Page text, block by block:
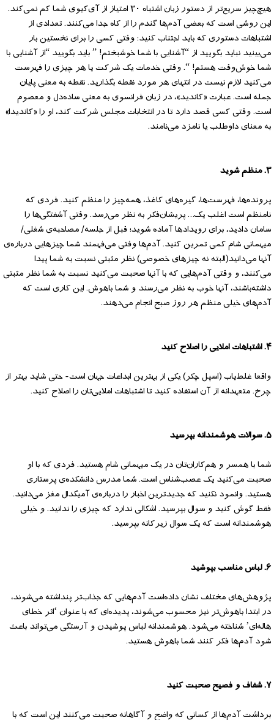
هیچ‌چیز سریع‌تر از دستور زبان اشتباه ۳۰ امتیاز از آی‌کیوی شما کم نمی‌کند.
این روشی است که بعضی آدم‌ها گندم را از کاه جدا می‌کنند. تعدادی از
اشتباهات دستوری که باید اجتناب کنید: وقتی کسی را برای نخستین بار
می‌بینید نباید بگویید از “آشنایی با شما خوشبختم! ” باید بگویید “از آشنایی با
شما خوش‌وقت هستم! “. وقتی خدمات یک شرکت یا هر چیزی را فهرست
می‌کنید لازم نیست در انتهای هر مورد نقطه بگذارید. نقطه به معنی پایان
جمله است. عبارت «کاندید»، در زبان فرانسوی به معنی ساده‌دل و معصوم
است. وقتی کسی قصد دارد تا در انتخابات مجلس شرکت کند، او را «کاندیدا»
به معنای داوطلب یا نامزد می‌نامند.
۳. منظم شوید
پرونده‌ها، فهرست‌ها، گیره‌های کاغذ، همه‌چیز را منظم کنید. فردی که
نامنظم است اغلب یک… پریشان‌فکر به نظر می‌رسد. وقتی آشفتگی‌ها را
سامان دادید، برای رویدادها آماده شوید؛ قبل از جلسه/ مصاحبه‌ی شغلی/
میهمانی شام کمی تمرین کنید. آدم‌ها وقتی می‌فهمند شما چیزهایی درباره‌ی
آنها می‌دانید(البته نه چیزهای خصوصی) نظر مثبتی نسبت به شما پیدا
می‌کنند، و وقتی آدم‌هایی که با آنها صحبت می‌کنید نسبت به شما نظر مثبتی
داشته‌باشند، آنها خوب به نظر می‌رسند و شما باهوش. این کاری است که
آدم‌های خیلی منظم هر روز صبح انجام می‌دهند.
۴. اشتباهات املایی را اصلاح کنید
واقعا غلط‌یاب (اسپل چکر) یکی از بهترین ابداعات جهان است- حتی شاید بهتر از
چرخ. متعهدانه از آن استفاده کنید تا اشتباهات املایی‌تان را اصلاح کنید.
۵. سوالات هوشمندانه بپرسید
شما با همسر و هم‌کاران‌تان در یک میهمانی شام هستید. فردی که با او
صحبت می‌کنید یک عصب‌شناس است. شما مدرس دانشکده‌ی پرستاری
هستید. وانمود نکنید که جدیدترین اخبار را درباره‌ی آمیگدال مغز می‌دانید.
فقط گوش کنید و سوال بپرسید. اشکالی ندارد که چیزی را ندانید. و خیلی
هوشمندانه است که یک سوال زیرکانه بپرسید.
۶. لباس مناسب بپوشید
پژوهش‌های مختلف نشان داده‌است آدم‌هایی که جذاب‌تر پنداشته می‌شوند،
در ابتدا باهوش‌تر نیز محسوب می‌شوند، پدیده‌ای که با عنوان ‘اثر خطای
هاله‌ای’ شناخته می‌شود. هوشمندانه لباس پوشیدن و آرستگی می‌تواند باعث
شود آدم‌ها فکر کنند شما باهوش هستید.
۷. شفاف و فصیح صحبت کنید
برداشت آدم‌ها از کسانی که واضح و آگاهانه صحبت می‌کنند این است که با